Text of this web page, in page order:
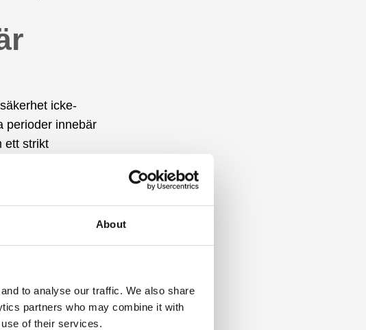
About
to analyse our traffic. We also share
partners who may combine it with
of their services.
icke-
perioder innebär
ett strikt
störningar.
mindre effektiv,
de anställdas